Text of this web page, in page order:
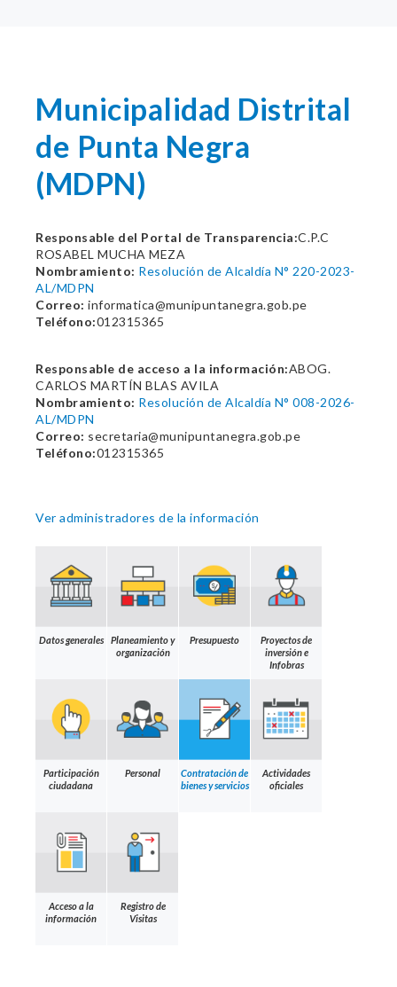
Municipalidad Distrital
de Punta Negra
(MDPN)
Responsable del Portal de Transparencia:C.P.C
ROSABEL MUCHA MEZA
Nombramiento: Resolución de Alcaldía N° 220-2023-
AL/MDPN
Correo: informatica@munipuntanegra.gob.pe
Teléfono:012315365
Responsable de acceso a la información:ABOG.
CARLOS MARTÍN BLAS AVILA
Nombramiento: Resolución de Alcaldía N° 008-2026-
AL/MDPN
Correo: secretaria@munipuntanegra.gob.pe
Teléfono:012315365
Ver administradores de la información
Datos generales
Planeamiento y
organización
Presupuesto
Proyectos de
inversión e
Infobras
Participación
ciudadana
Personal
Contratación de
bienes y servicios
Actividades
oficiales
Acceso a la
información
Registro de
Visitas